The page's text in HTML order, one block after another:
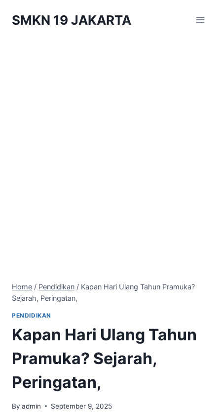
SMKN 19 JAKARTA
Home / Pendidikan / Kapan Hari Ulang Tahun Pramuka?
Sejarah, Peringatan,
PENDIDIKAN
Kapan Hari Ulang Tahun
Pramuka? Sejarah,
Peringatan,
By admin September 9, 2025